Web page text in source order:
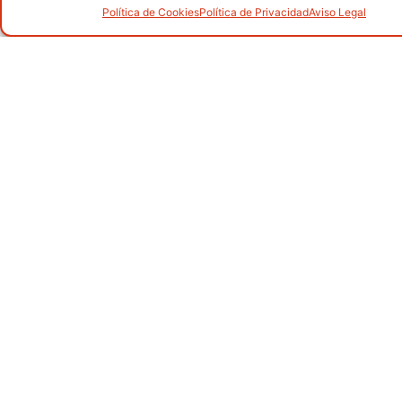
Política de CookiesPolítica de PrivacidadAviso Legal
.